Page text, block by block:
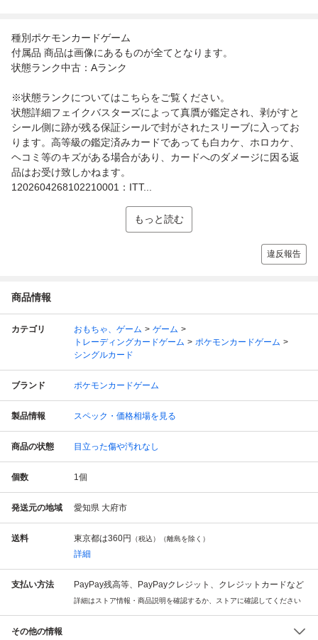
種別ポケモンカードゲーム
付属品 商品は画像にあるものが全てとなります。
状態ランク中古：Aランク
※状態ランクについてはこちらをご覧ください。
状態詳細フェイクバスターズによって真贋が鑑定され、剥がすと
シール側に跡が残る保証シールで封がされたスリーブに入ってお
ります。高等級の鑑定済みカードであっても白カケ、ホロカケ、
ヘコミ等のキズがある場合があり、カードへのダメージに因る返
品はお受け致しかねます。
1202604268102210001：ITT...
もっと読む
違反報告
商品情報
カテゴリ おもちゃ、ゲーム
ゲーム
トレーディングカードゲーム
ポケモンカードゲーム
シングルカード
ブランド ポケモンカードゲーム
製品情報 スペック・価格相場を見る
商品の状態 目立った傷や汚れなし
個数 1個
発送元の地域 愛知県 大府市
送料 東京都は360円 （税込）（離島を除く）
詳細
支払い方法 PayPay残高等、PayPayクレジット、クレジットカードなど
詳細はストア情報・商品説明を確認するか、ストアに確認してください
その他の情報